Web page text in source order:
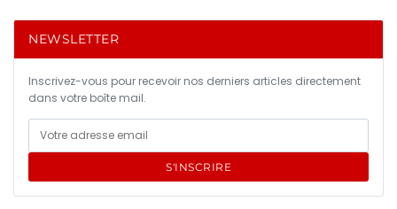
NEWSLETTER
Inscrivez-vous pour recevoir nos derniers articles directement
dans votre boîte mail.
S'INSCRIRE